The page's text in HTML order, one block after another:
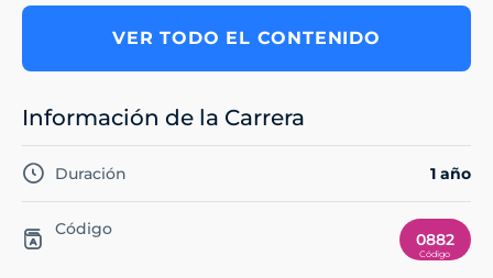
VER TODO EL CONTENIDO
Información de la Carrera
Duración 1 año
Código
0882